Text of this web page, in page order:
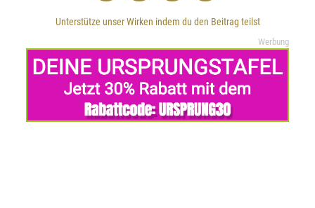
Unterstütze unser Wirken indem du den Beitrag teilst
Werbung